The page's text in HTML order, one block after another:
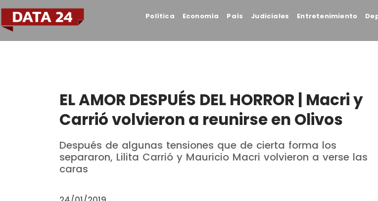
Política Economía País Judiciales Entretenimiento
EL AMOR DESPUÉS DEL HORROR | Macri y
Carrió volvieron a reunirse en Olivos
Después de algunas tensiones que de cierta forma los
separaron, Lilita Carrió y Mauricio Macri volvieron a verse las
caras